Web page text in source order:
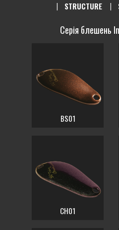
STRUCTURE
Серія блешень
BS01
CH01